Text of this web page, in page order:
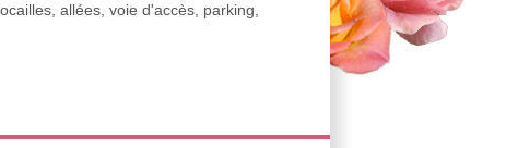
allées, voie d'accès, parking,